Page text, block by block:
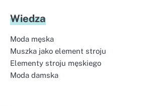
Wiedza
Moda męska
Muszka jako element stroju
Elementy stroju męskiego
Moda damska